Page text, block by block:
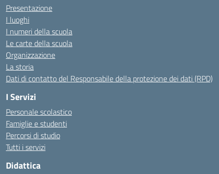
Presentazione
I luoghi
I numeri della scuola
Le carte della scuola
Organizzazione
La storia
Dati di contatto del Responsabile della protezione dei dati (RPD)
I Servizi
Personale scolastico
Famiglie e studenti
Percorsi di studio
Tutti i servizi
Didattica